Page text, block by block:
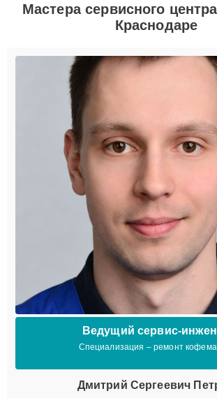
Мастера сервисного
Краснодаре
Ведущий сервис-
Специализация – ремонт
Дмитрий Сергеевич